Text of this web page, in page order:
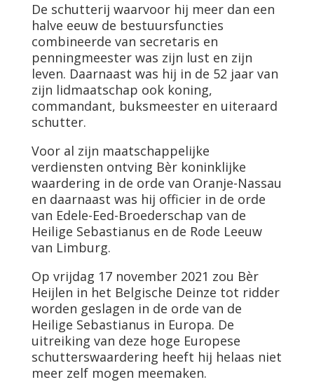
De schutterij waarvoor hij meer dan een
halve eeuw de bestuursfuncties
combineerde van secretaris en
penningmeester was zijn lust en zijn
leven. Daarnaast was hij in de 52 jaar van
zijn lidmaatschap ook koning,
commandant, buksmeester en uiteraard
schutter.
Voor al zijn maatschappelijke
verdiensten ontving Bèr koninklijke
waardering in de orde van Oranje-Nassau
en daarnaast was hij officier in de orde
van Edele-Eed-Broederschap van de
Heilige Sebastianus en de Rode Leeuw
van Limburg.
Op vrijdag 17 november 2021 zou Bèr
Heijlen in het Belgische Deinze tot ridder
worden geslagen in de orde van de
Heilige Sebastianus in Europa. De
uitreiking van deze hoge Europese
schutterswaardering heeft hij helaas niet
meer zelf mogen meemaken.